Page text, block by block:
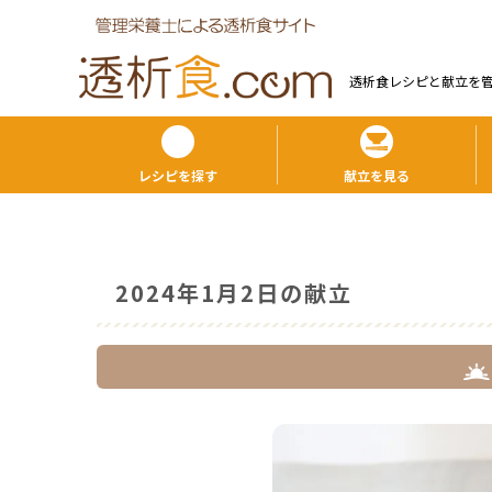
透析食レシピと献⽴を
レシピを探す 献立を見る
2024年1月2日の献立